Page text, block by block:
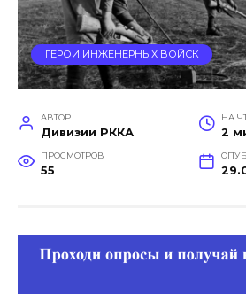
ГЕРОИ ИНЖЕНЕРНЫХ ВОЙСК
АВТОР
Дивизии РККА
НА
2
ПРОСМОТРОВ
55